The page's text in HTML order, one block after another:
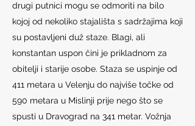
drugi putnici mogu se odmoriti na bilo
kojoj od nekoliko stajališta s sadržajima koji
su postavljeni duž staze. Blagi, ali
konstantan uspon čini je prikladnom za
obitelji i starije osobe. Staza se uspinje od
411 metara u Velenju do najviše točke od
590 metara u Mislinji prije nego što se
spusti u Dravograd na 341 metar. Vožnja